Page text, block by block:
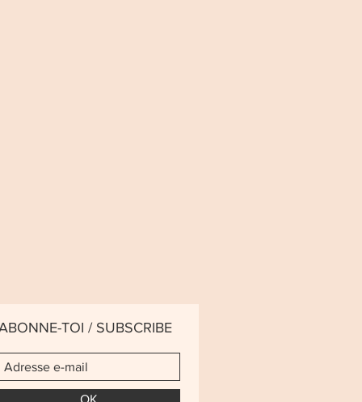
TOI / SUBSCRIBE
OK